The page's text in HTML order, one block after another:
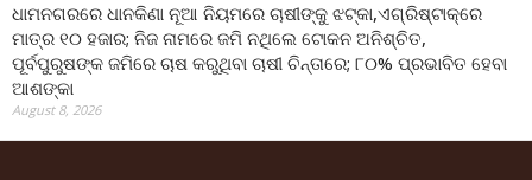
ଧାମନଗରରେ ଧାନକିଣା ନୂଆ ନିୟମରେ ଚାଷୀଙ୍କୁ ଝଟ୍‌କା,ଏଗ୍ରିଷ୍ଟାକ୍‌ରେ
ମାତ୍ର ୧୦ ହଜାର; ନିଜ ନାମରେ ଜମି ନଥିଲେ ଟୋକନ ଅନିଶ୍ଚିତ,
ପୂର୍ବପୁରୁଷଙ୍କ ଜମିରେ ଚାଷ କରୁଥିବା ଚାଷୀ ଚିନ୍ତାରେ; ୮୦% ପ୍ରଭାବିତ ହେବା
ଆଶଙ୍କା
August 8, 2026